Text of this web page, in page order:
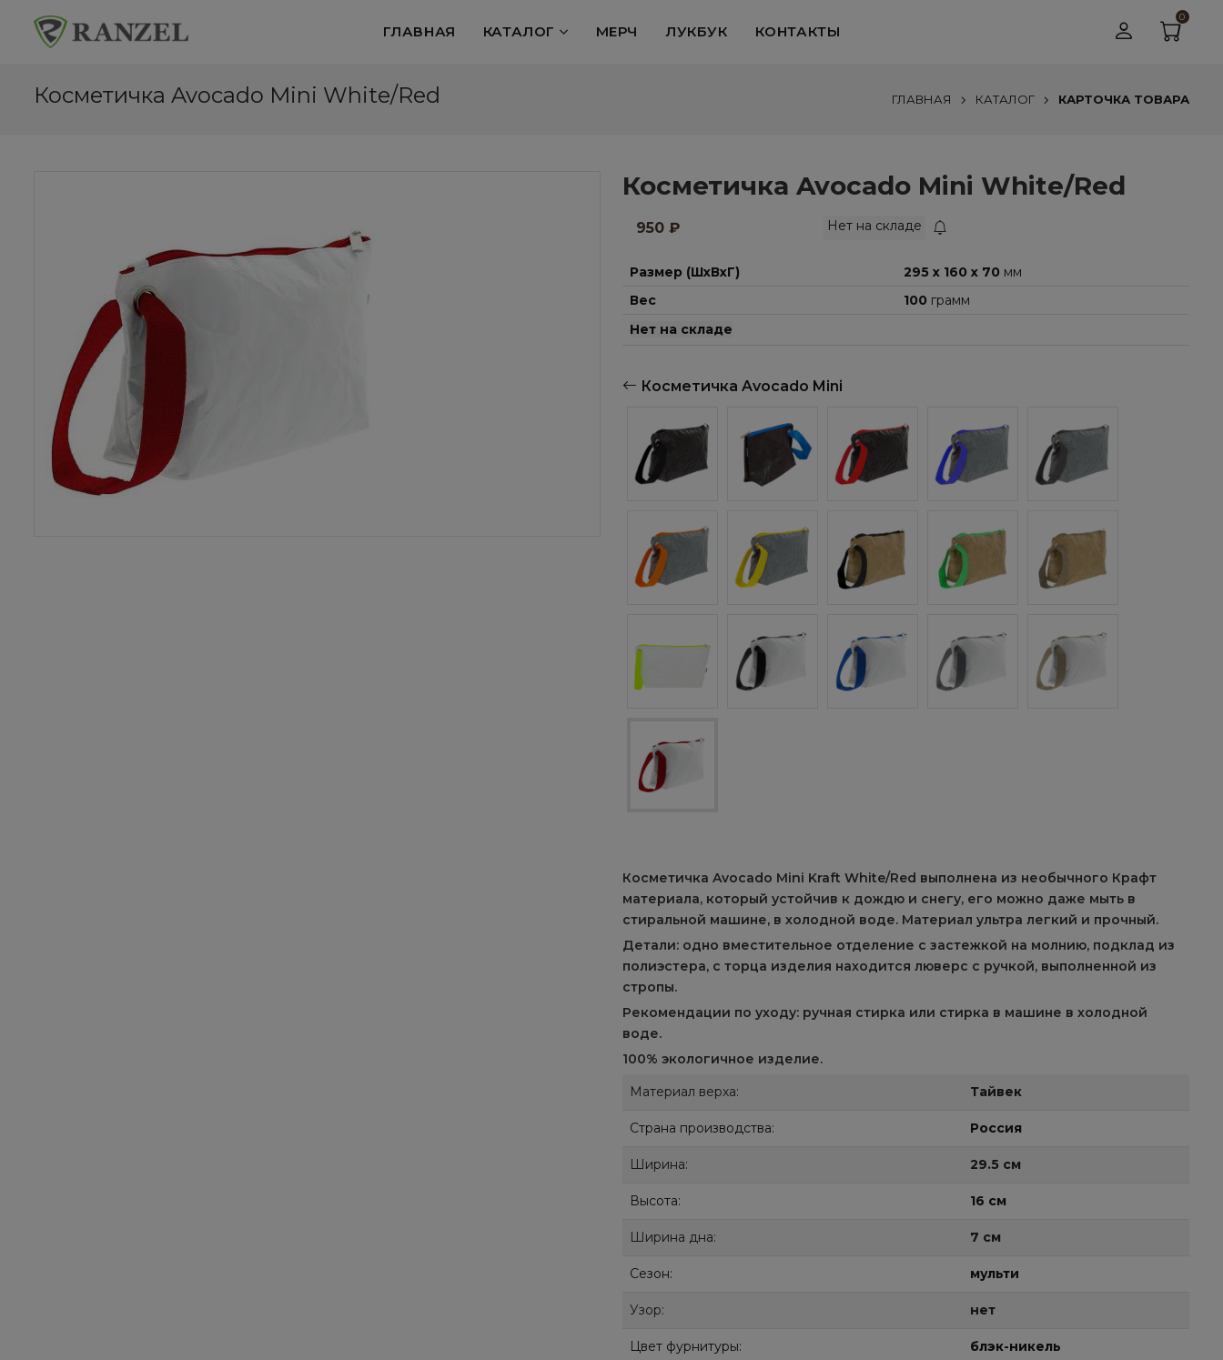
ГЛАВНАЯ КАТАЛОГ МЕРЧ ЛУКБУК КОНТАКТЫ
0
Косметичка Avocado Mini White/Red ГЛАВНАЯ КАТАЛОГ КАРТОЧКА ТОВАРА
Косметичка Avocado Mini White/Red
950 ₽ Нет на складе
Размер (ШхВхГ) 295 x 160 x 70 мм
Вес
100 грамм
Нет на складе
Косметичка Avocado Mini
Косметичка Avocado Mini Kraft White/Red выполнена из необычного Крафт
материала, который устойчив к дождю и снегу, его можно даже мыть в
стиральной машине, в холодной воде. Материал ультра легкий и прочный.
Детали: одно вместительное отделение с застежкой на молнию, подклад из
полиэстера, с торца изделия находится люверс с ручкой, выполненной из
стропы.
Рекомендации по уходу: ручная стирка или стирка в машине в холодной
воде.
100% экологичное изделие.
Материал верха:
Тайвек
Страна производства: Россия
Ширина: 29.5 см
Высота: 16 см
Ширина дна: 7 см
Сезон: мульти
Узор: нет
Цвет фурнитуры: блэк-никель